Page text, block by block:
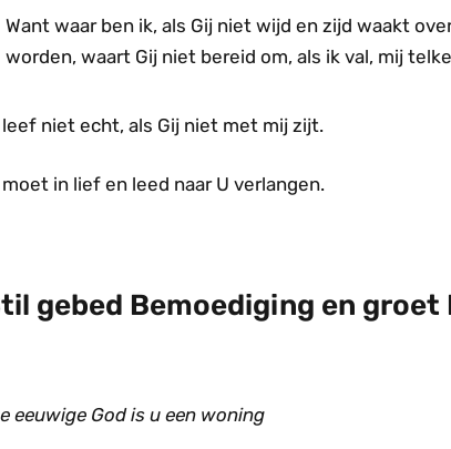
Want waar ben ik, als Gij niet wijd en zijd waakt
worden, waart Gij niet bereid om, als ik val, mij
leef niet echt, als Gij niet met mij zijt.
in lief en leed naar U verlangen.
gebed Bemoediging en
eeuwige God is u een woning